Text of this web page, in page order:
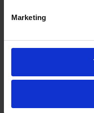
Marketing
Det er kun